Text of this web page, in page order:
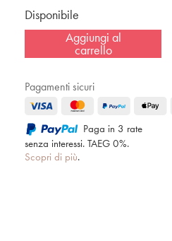
Disponibile
Aggiungi al
carrello
Pagamenti sicuri
Paga in 3 rate
senza interessi. TAEG 0%.
Scopri di più.